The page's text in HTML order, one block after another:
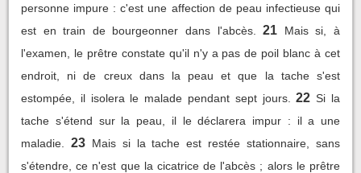
personne impure : c'est une affection de peau infectieuse qui
est en train de bourgeonner dans l'abcès.
21
Mais si, à
l'examen, le prêtre constate qu'il n'y a pas de poil blanc à cet
endroit, ni de creux dans la peau et que la tache s'est
estompée, il isolera le malade pendant sept jours.
22 Si la
tache s'étend sur la peau, il le déclarera impur : il a une
maladie.
23 Mais si la tache est restée stationnaire, sans
s'étendre, ce n'est que la cicatrice de l'abcès ; alors le prêtre